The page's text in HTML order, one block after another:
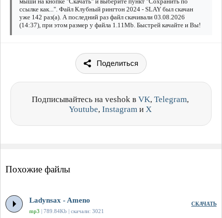
ссылке как...". Файл Клубный рингтон 2024 - SLAY был скачан
уже 142 раз(а). А последний раз файл скачивали 03.08.2026
(14:37), при этом размер у файла 1.11Mb. Быстрей качайте и Вы!
Поделиться
Подписывайтесь на veshok в VK, Telegram,
Youtube, Instagram и X
Похожие файлы
Ladynsax - Ameno
mp3 | 789.84Kb | скачали: 3021
СКАЧАТЬ